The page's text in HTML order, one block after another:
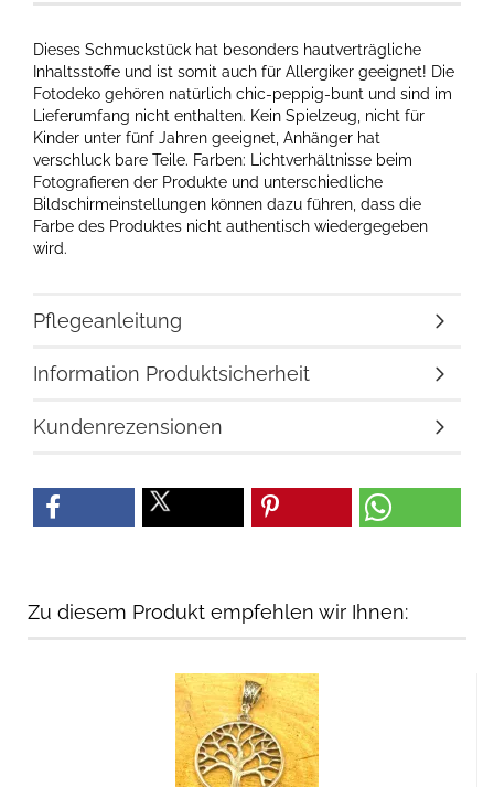
Dieses Schmuckstück hat besonders hautverträgliche
Inhaltsstoffe und ist somit auch für Allergiker geeignet! Die
Fotodeko gehören natürlich chic-peppig-bunt und sind im
Lieferumfang nicht enthalten. Kein Spielzeug, nicht für
Kinder unter fünf Jahren geeignet, Anhänger hat
verschluck bare Teile. Farben: Lichtverhältnisse beim
Fotografieren der Produkte und unterschiedliche
Bildschirmeinstellungen können dazu führen, dass die
Farbe des Produktes nicht authentisch wiedergegeben
wird.
Pflegeanleitung
Information Produktsicherheit
Kundenrezensionen
Zu diesem Produkt empfehlen wir Ihnen: